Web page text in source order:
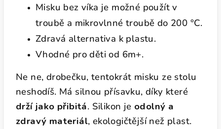
Misku bez víka je možné použít v
troubě a mikrovlnné troubě do 200 °C.
Zdravá alternativa k plastu.
Vhodné pro děti od 6m+.
Ne ne, drobečku, tentokrát misku ze stolu
neshodíš. Má silnou přísavku, díky které
drží jako přibitá. Silikon je odolný a
zdravý materiál, ekologičtější než plast.